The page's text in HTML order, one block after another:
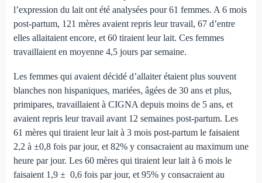
l’expression du lait ont été analysées pour 61 femmes. A 6 mois
post-partum, 121 mères avaient repris leur travail, 67 d’entre
elles allaitaient encore, et 60 tiraient leur lait. Ces femmes
travaillaient en moyenne 4,5 jours par semaine.
Les femmes qui avaient décidé d’allaiter étaient plus souvent
blanches non hispaniques, mariées, âgées de 30 ans et plus,
primipares, travaillaient à CIGNA depuis moins de 5 ans, et
avaient repris leur travail avant 12 semaines post-partum. Les
61 mères qui tiraient leur lait à 3 mois post-partum le faisaient
2,2 à ±0,8 fois par jour, et 82% y consacraient au maximum une
heure par jour. Les 60 mères qui tiraient leur lait à 6 mois le
faisaient 1,9 ± 0,6 fois par jour, et 95% y consacraient au